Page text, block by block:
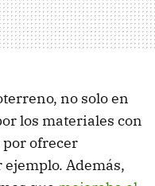
no solo en
los materiales con
ofrecer
Además,